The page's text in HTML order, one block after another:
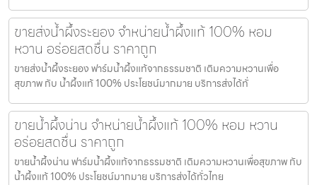
ขายส่งน้ำผึ้งระยอง จำหน่ายน้ำผึ้งแท้ 100% หอม
หวาน อร่อยสดชื่น ราคาถูก
ขายส่งน้ำผึ้งระยอง ฟาร์มน้ำผึ้งแท้จากธรรมชาติ เติมความหวานเพื่อ
สุขภาพ กับ น้ำผึ้งแท้ 100% ประโยชน์มากมาย บริการส่งได้ทั่
ขายน้ำผึ้งน่าน จำหน่ายน้ำผึ้งแท้ 100% หอม หวาน
อร่อยสดชื่น ราคาถูก
ขายน้ำผึ้งน่าน ฟาร์มน้ำผึ้งแท้จากธรรมชาติ เติมความหวานเพื่อสุขภาพ กับ
น้ำผึ้งแท้ 100% ประโยชน์มากมาย บริการส่งได้ทั่วไทย